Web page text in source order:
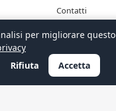
Contatti
Traduzioni
Privacy
per migliorare
Rifiuta
Accetta